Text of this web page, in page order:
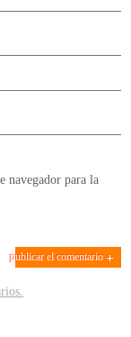
navegador para la